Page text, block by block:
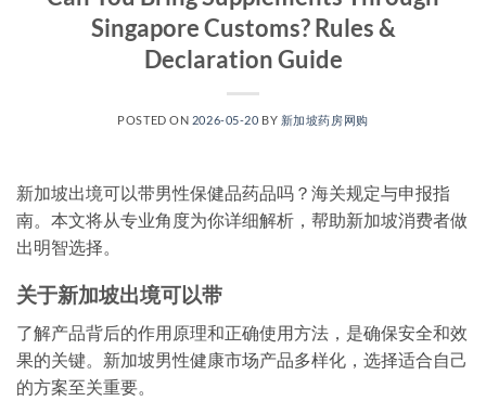
Singapore Customs? Rules &
Declaration Guide
POSTED ON 2026-05-20 BY 新加坡药房网购
新加坡出境可以带男性保健品药品吗？海关规定与申报指
南。本文将从专业角度为你详细解析，帮助新加坡消费者做
出明智选择。
关于新加坡出境可以带
了解产品背后的作用原理和正确使用方法，是确保安全和效
果的关键。新加坡男性健康市场产品多样化，选择适合自己
的方案至关重要。